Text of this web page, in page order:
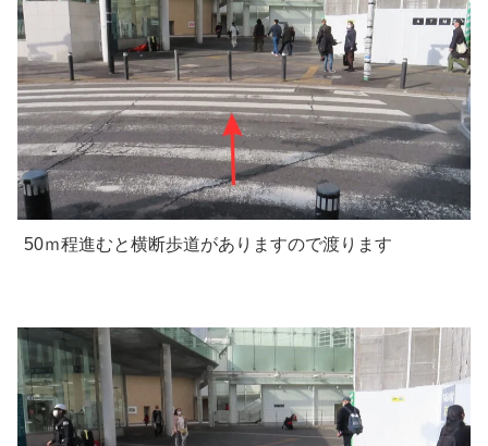
50ｍ程進むと横断歩道がありますので渡ります